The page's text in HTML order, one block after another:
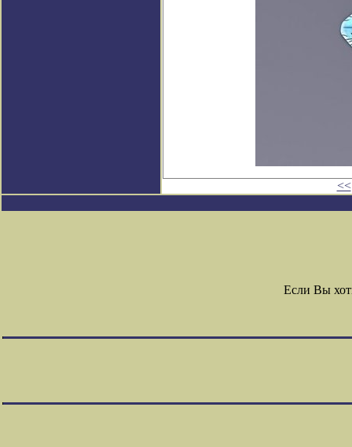
<<
Если Вы